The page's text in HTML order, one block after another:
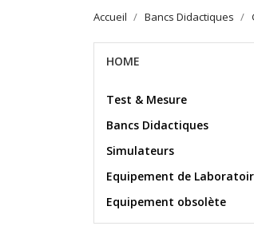
Accueil Bancs Didactiques
HOME
Test & Mesure
Bancs Didactiques
Simulateurs
Equipement de
Equipement obsolète